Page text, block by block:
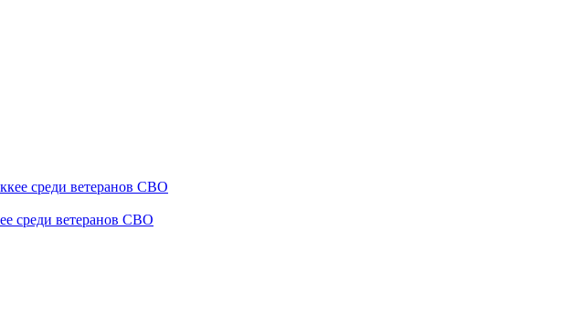
среди ветеранов СВО